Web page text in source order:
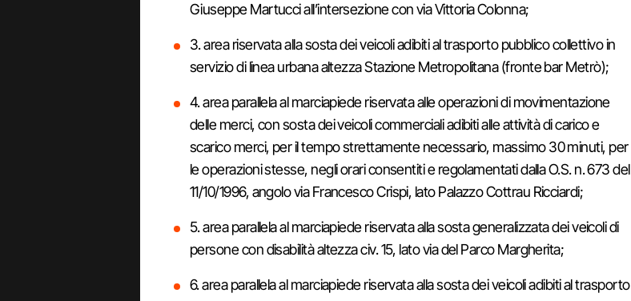
Giuseppe Martucci all’intersezione con via Vittoria Colonna;
3. area riservata alla sosta dei veicoli adibiti al trasporto pubblico collettivo in
servizio di linea urbana altezza Stazione Metropolitana (fronte bar Metrò);
4. area parallela al marciapiede riservata alle operazioni di movimentazione
delle merci, con sosta dei veicoli commerciali adibiti alle attività di carico e
scarico merci, per il tempo strettamente necessario, massimo 30 minuti, per
le operazioni stesse, negli orari consentiti e regolamentati dalla O.S. n. 673 del
11/10/1996, angolo via Francesco Crispi, lato Palazzo Cottrau Ricciardi;
5. area parallela al marciapiede riservata alla sosta generalizzata dei veicoli di
persone con disabilità altezza civ. 15, lato via del Parco Margherita;
6. area parallela al marciapiede riservata alla sosta dei veicoli adibiti al trasporto